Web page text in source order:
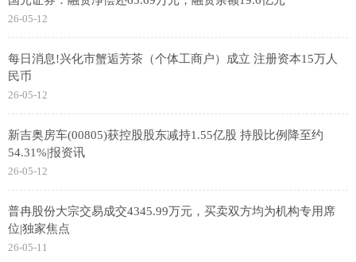
26-05-12
每日消息!兴化市蟹逅芳茶（个体工商户）成立 注册资本15万人
民币
26-05-12
新吉奥房车(00805)获控股股东减持1.55亿股 持股比例降至约
54.31%|报资讯
26-05-12
普冉股份大宗交易成交4345.99万元，买卖双方均为机构专用席
位|独家焦点
26-05-11